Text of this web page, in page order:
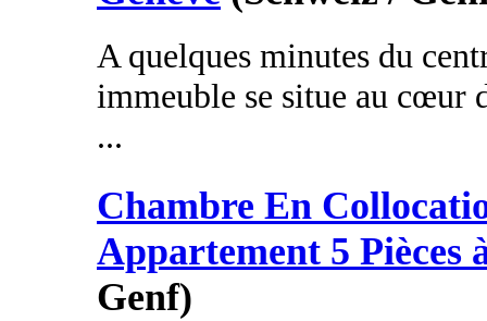
A quelques minutes du
immeuble se situe au cœur
...
Chambre En
Appartement 5 Pièces
Genf)